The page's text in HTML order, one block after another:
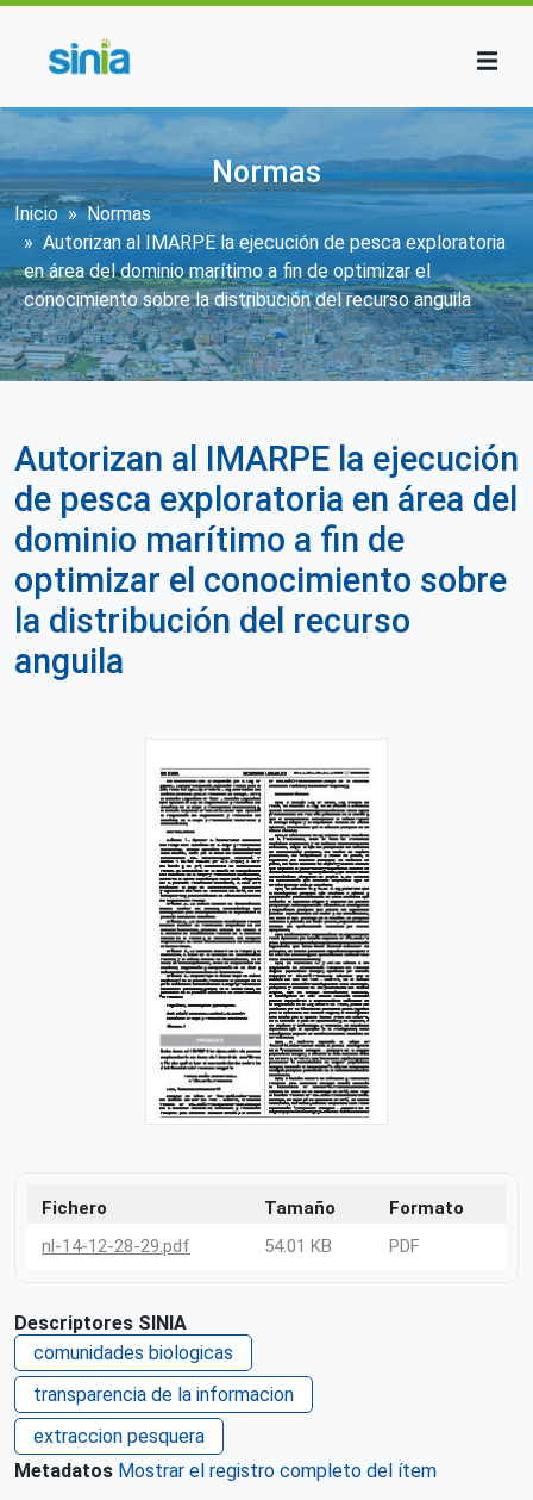
Normas
Sobrescribir enlaces de ayuda a la
Inicio
Normas
Autorizan al IMARPE la ejecución de pesca exploratoria
en área del dominio marítimo a fin de optimizar el
conocimiento sobre la distribución del recurso anguila
Autorizan al IMARPE la ejecución
de pesca exploratoria en área del
dominio marítimo a fin de
optimizar el conocimiento sobre
la distribución del recurso
anguila
Fichero Tamaño
Formato
nl-14-12-28-29.pdf
54.01 KB PDF
Descriptores SINIA
comunidades biologicas
transparencia de la informacion
extraccion pesquera
Metadatos Mostrar el registro completo del ítem